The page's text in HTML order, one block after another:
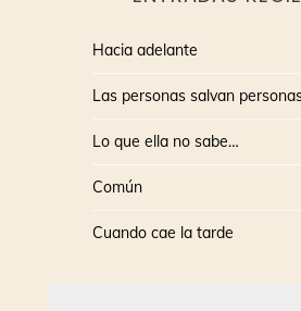
Hacia adelante
Las personas salvan
Lo que ella no sabe…
Común
Cuando cae la tarde